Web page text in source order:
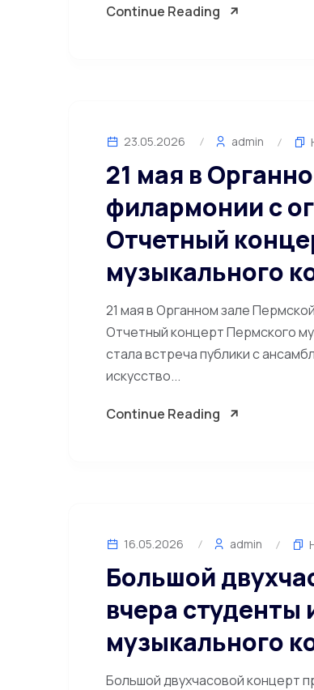
Continue Reading
23.05.2026 admin
21 мая в
филармонии с
Отчетный
музыкального
21 мая в Органном зале
Отчетный концерт Пермского
стала встреча публики с
искусство...
Continue Reading
16.05.2026 admin
Большой
вчера студенты
музыкального
Большой двухчасовой концерт